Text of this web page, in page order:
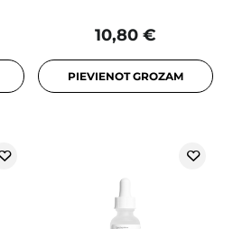
10,80 €
PIEVIENOT GROZAM